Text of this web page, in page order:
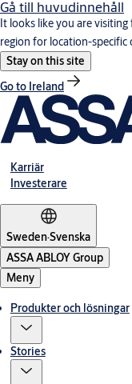
Gå till huvudinnehåll
It looks like you are
region for location-specific
Stay on this site
Go to Ireland
Karriär
Investerare
Sweden·Svenska
ASSA ABLOY Group
Meny
Produkter och lösningar
Stories